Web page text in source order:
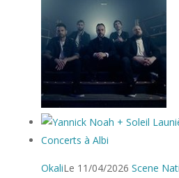
Concerts à Albi
OkaliLe 11/04/2026 Scene